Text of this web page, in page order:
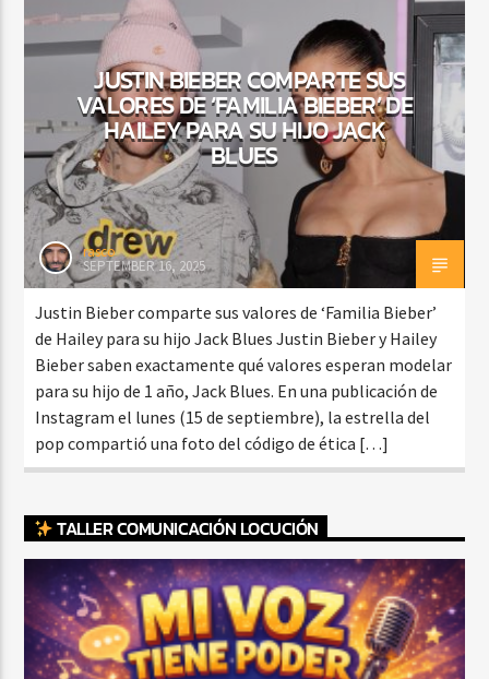
JUSTIN BIEBER COMPARTE SUS
VALORES DE ‘FAMILIA BIEBER’ DE
HAILEY PARA SU HIJO JACK
BLUES
rasco
SEPTEMBER 16, 2025
Justin Bieber comparte sus valores de ‘Familia Bieber’
de Hailey para su hijo Jack Blues Justin Bieber y Hailey
Bieber saben exactamente qué valores esperan modelar
para su hijo de 1 año, Jack Blues. En una publicación de
Instagram el lunes (15 de septiembre), la estrella del
pop compartió una foto del código de ética […]
TALLER COMUNICACIÓN LOCUCIÓN